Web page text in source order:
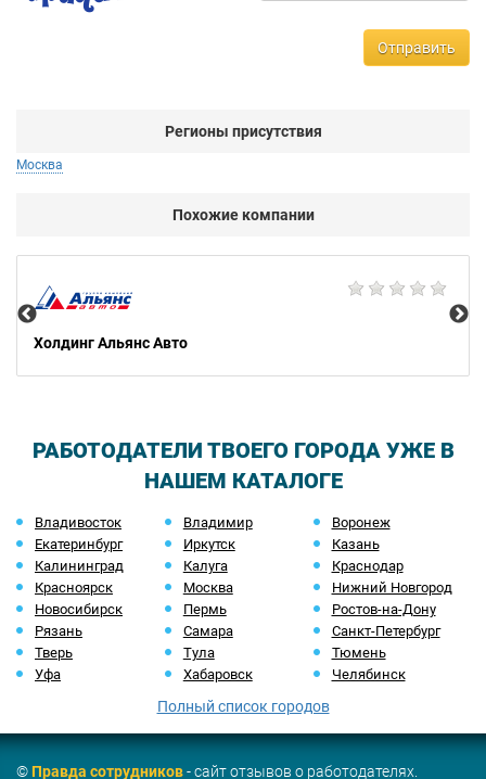
Отправить
Регионы присутствия
Москва
Похожие компании
Холдинг Альянс Авто
РАБОТОДАТЕЛИ ТВОЕГО ГОРОДА УЖЕ В
НАШЕМ КАТАЛОГЕ
Владивосток Владимир
Воронеж
Екатеринбург
Иркутск
Казань
Калининград
Калуга
Краснодар
Красноярск
Москва
Нижний Новгород
Новосибирск
Пермь
Ростов-на-Дону
Рязань
Самара
Санкт-Петербург
Тверь
Тула
Тюмень
Уфа
Хабаровск Челябинск
Полный список городов
©Правда сотрудников- сайт отзывов о работодателях.